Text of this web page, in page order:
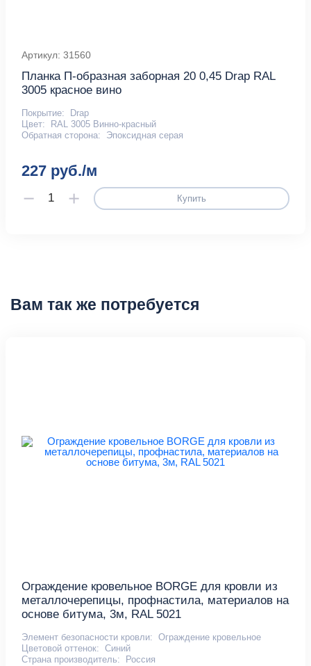
Артикул: 31560
Планка П-образная заборная 20 0,45 Drap RAL
3005 красное вино
Покрытие:
Drap
Цвет:
RAL 3005 Винно-красный
Обратная сторона:
Эпоксидная серая
227 руб./м
Купить
Вам так же потребуется
Ограждение кровельное BORGE для кровли из
металлочерепицы, профнастила, материалов на
основе битума, 3м, RAL 5021
Элемент безопасности кровли: Ограждение кровельное
Цветовой оттенок: Синий
Страна производитель:
Россия